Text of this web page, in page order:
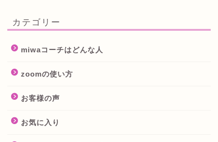
カテゴリー
miwaコーチはどんな人
zoomの使い方
お客様の声
お気に入り